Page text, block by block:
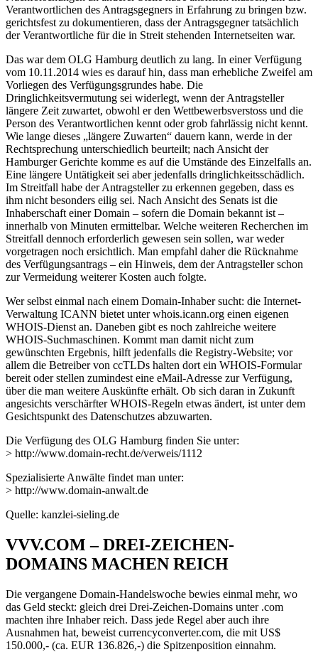
Verantwortlichen des Antragsgegners in Erfahrung zu bringen bzw.
gerichtsfest zu dokumentieren, dass der Antragsgegner tatsächlich
der Verantwortliche für die in Streit stehenden Internetseiten war.
Das war dem OLG Hamburg deutlich zu lang. In einer Verfügung
vom 10.11.2014 wies es darauf hin, dass man erhebliche Zweifel am
Vorliegen des Verfügungsgrundes habe. Die
Dringlichkeitsvermutung sei widerlegt, wenn der Antragsteller
längere Zeit zuwartet, obwohl er den Wettbewerbsverstoss und die
Person des Verantwortlichen kennt oder grob fahrlässig nicht kennt.
Wie lange dieses „längere Zuwarten“ dauern kann, werde in der
Rechtsprechung unterschiedlich beurteilt; nach Ansicht der
Hamburger Gerichte komme es auf die Umstände des Einzelfalls an.
Eine längere Untätigkeit sei aber jedenfalls dringlichkeitsschädlich.
Im Streitfall habe der Antragsteller zu erkennen gegeben, dass es
ihm nicht besonders eilig sei. Nach Ansicht des Senats ist die
Inhaberschaft einer Domain – sofern die Domain bekannt ist –
innerhalb von Minuten ermittelbar. Welche weiteren Recherchen im
Streitfall dennoch erforderlich gewesen sein sollen, war weder
vorgetragen noch ersichtlich. Man empfahl daher die Rücknahme
des Verfügungsantrags – ein Hinweis, dem der Antragsteller schon
zur Vermeidung weiterer Kosten auch folgte.
Wer selbst einmal nach einem Domain-Inhaber sucht: die Internet-
Verwaltung ICANN bietet unter whois.icann.org einen eigenen
WHOIS-Dienst an. Daneben gibt es noch zahlreiche weitere
WHOIS-Suchmaschinen. Kommt man damit nicht zum
gewünschten Ergebnis, hilft jedenfalls die Registry-Website; vor
allem die Betreiber von ccTLDs halten dort ein WHOIS-Formular
bereit oder stellen zumindest eine eMail-Adresse zur Verfügung,
über die man weitere Auskünfte erhält. Ob sich daran in Zukunft
angesichts verschärfter WHOIS-Regeln etwas ändert, ist unter dem
Gesichtspunkt des Datenschutzes abzuwarten.
Die Verfügung des OLG Hamburg finden Sie unter:
> http://www.domain-recht.de/verweis/1112
Spezialisierte Anwälte findet man unter:
> http://www.domain-anwalt.de
Quelle: kanzlei-sieling.de
VVV.COM – DREI-ZEICHEN-
DOMAINS MACHEN REICH
Die vergangene Domain-Handelswoche bewies einmal mehr, wo
das Geld steckt: gleich drei Drei-Zeichen-Domains unter .com
machten ihre Inhaber reich. Dass jede Regel aber auch ihre
Ausnahmen hat, beweist currencyconverter.com, die mit US$
150.000,- (ca. EUR 136.826,-) die Spitzenposition einnahm.